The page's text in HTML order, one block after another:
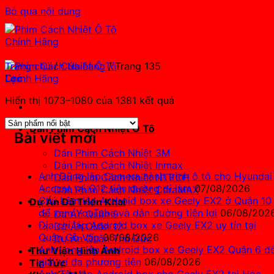
Bỏ qua nội dung
Dán Phim Cách Nhiệt Ô Tô
Sản Phẩm
Dán Phim Cách Nhiệt 3M
Dán Phim Cách Nhiệt Inmax
Dán Phim Cách Nhiệt NTECH
Dán Phim Cách Nhiệt CeraMAX
Dự Án Đã Triển Khai
Dự Án Quận 9
Dự Án Quận 12
Dự Án Quận Thủ Đức
Thư Viện Hình Ảnh
Tin Tức
Trang chủ / Cửa hàng /Trang 135
Lọc
Hiển thị 1073–1080 của 1381 kết quả
Bài viết mới
Anh Dũng lắp Camera hành trình ô tô cho Hyundai
Accent tại Q12 tiện đường đi làm 07/08/2026
Chú Lâm lắp Android box xe Geely EX2 ở Quận 10
để xem YouTube và dẫn đường tiện lợi 06/08/
Địa chỉ lắp Android box xe Geely EX2 uy tín tại
Quận Gò Vấp 06/08/2026
Anh Long lắp Android box xe Geely EX2 Quận 6
giải trí đa phương tiện 06/08/2026